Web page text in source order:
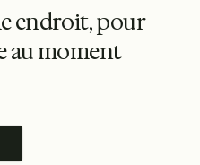
eendroit,pour
aumoment